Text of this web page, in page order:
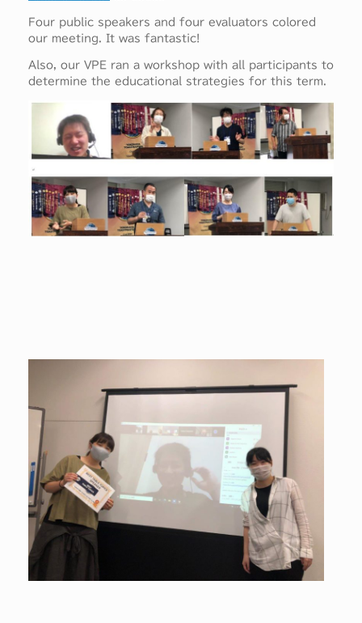
Four public speakers and four evaluators colored
our meeting. It was fantastic!
Also, our VPE ran a workshop with all participants to
determine the educational strategies for this term.